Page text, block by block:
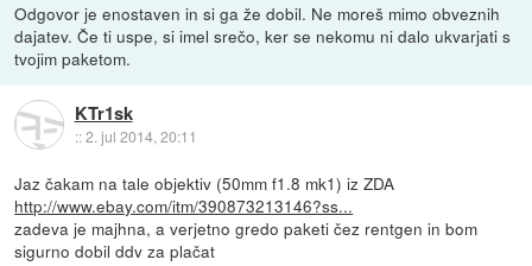
Odgovor je enostaven in si ga že dobil. Ne moreš mimo obveznih
dajatev. Če ti uspe, si imel srečo, ker se nekomu ni dalo ukvarjati s
tvojim paketom.
KTr1sk
::2. jul 2014, 20:11
Jaz čakam na tale objektiv (50mm f1.8 mk1) iz ZDA
http://www.ebay.com/itm/390873213146?ss...
zadeva je majhna, a verjetno gredo paketi čez rentgen in bom
sigurno dobil ddv za plačat